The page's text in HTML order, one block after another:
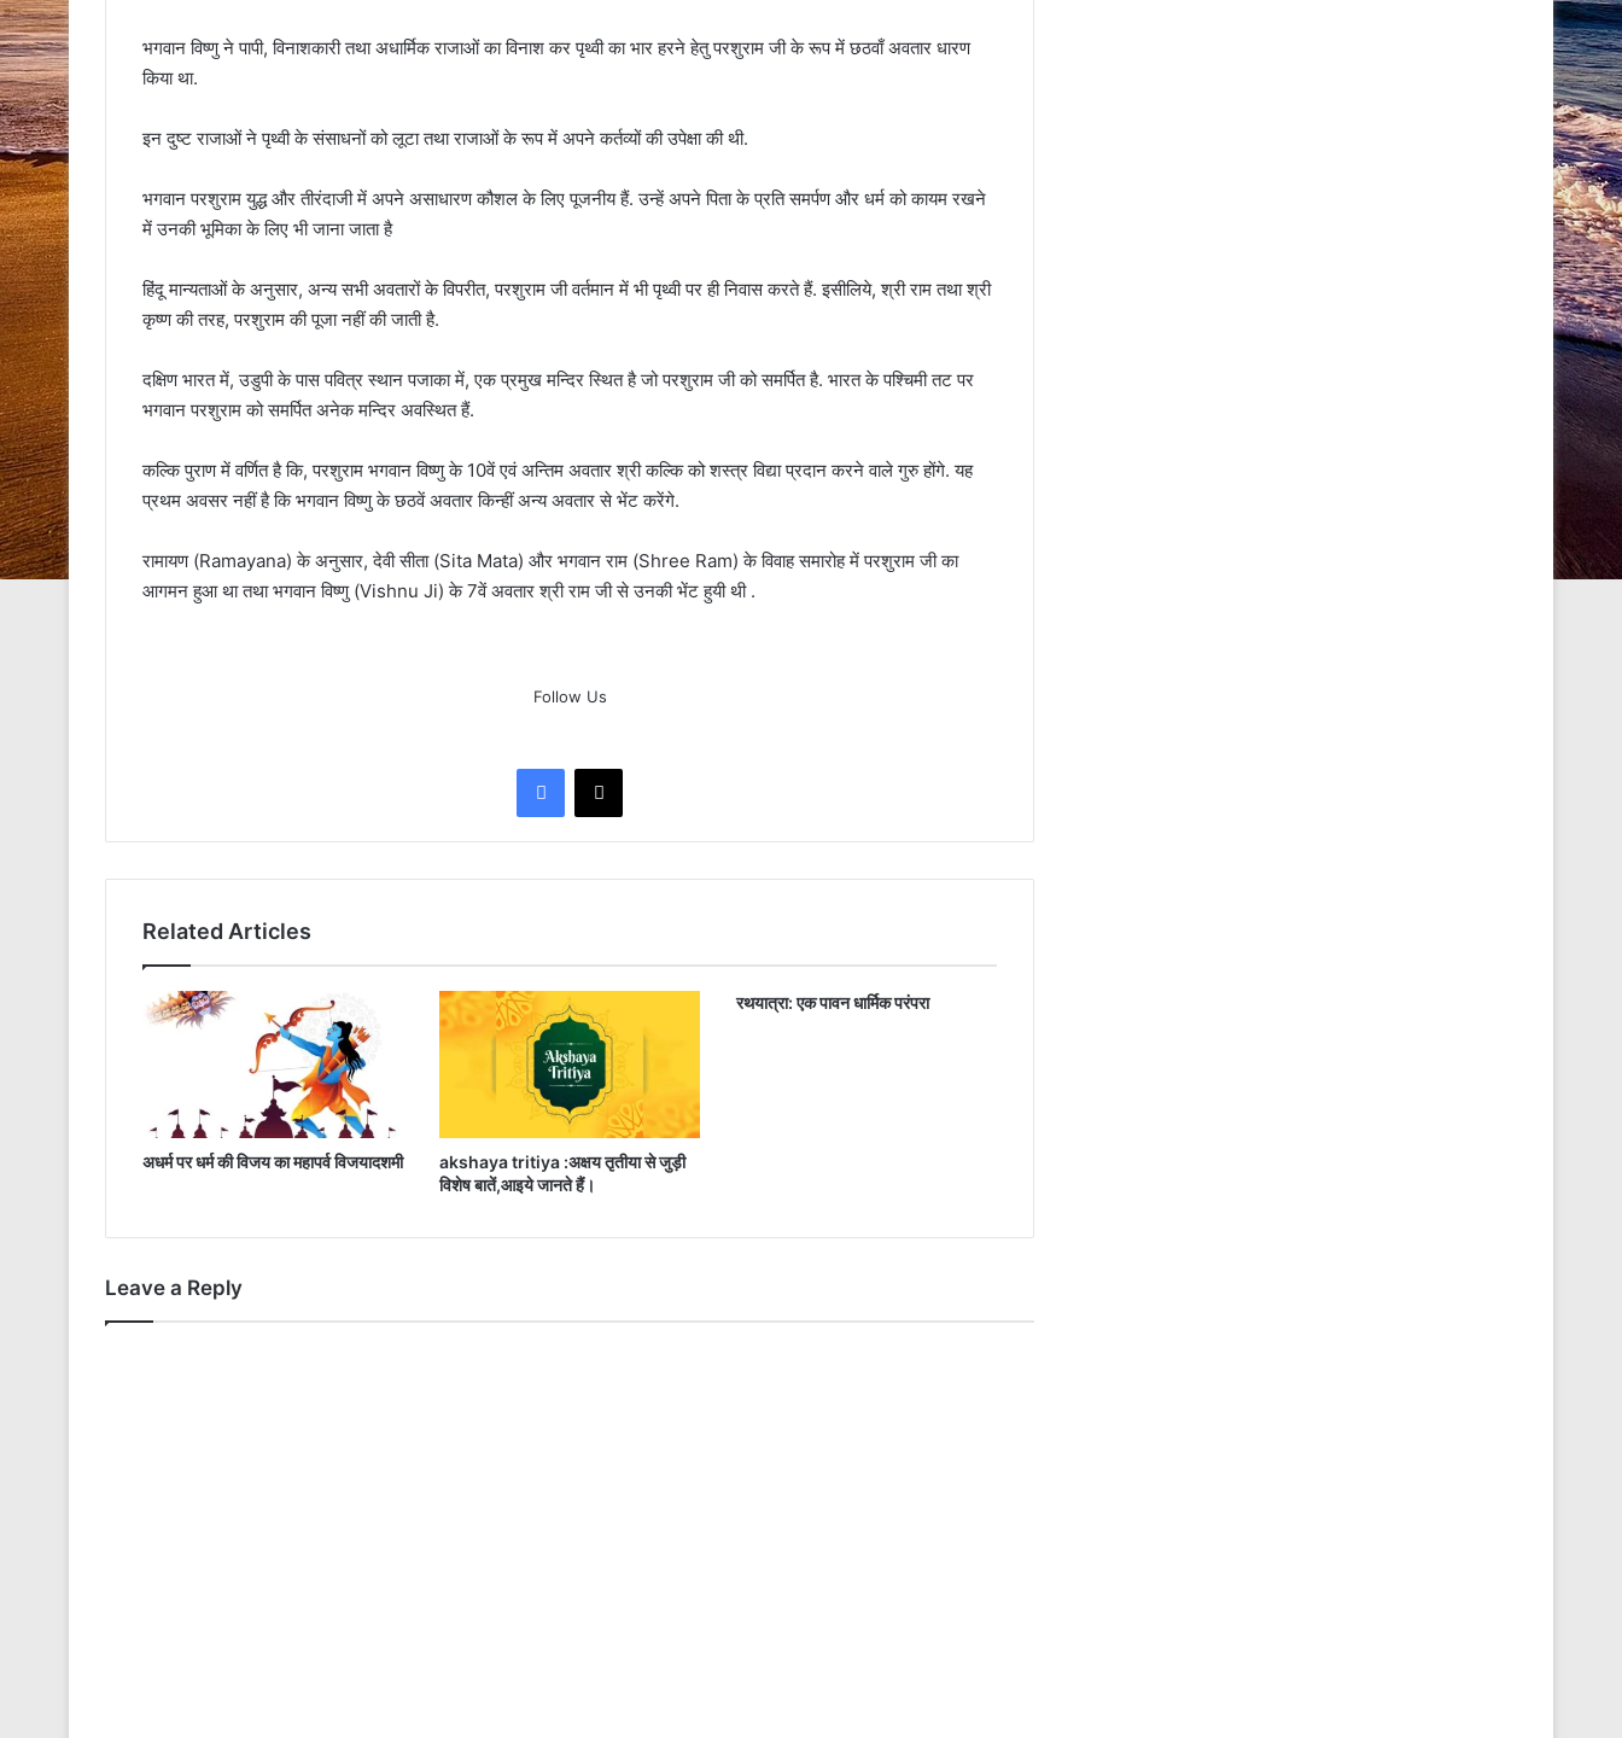
भगवान विष्णु ने पापी, विनाशकारी तथा अधार्मिक राजाओं का विनाश कर पृथ्वी का भार हरने हेतु परशुराम जी के रूप में छठवाँ अवतार धारण
किया था.
इन दुष्ट राजाओं ने पृथ्वी के संसाधनों को लूटा तथा राजाओं के रूप में अपने कर्तव्यों की उपेक्षा की थी.
भगवान परशुराम युद्ध और तीरंदाजी में अपने असाधारण कौशल के लिए पूजनीय हैं. उन्हें अपने पिता के प्रति समर्पण और धर्म को कायम रखने
में उनकी भूमिका के लिए भी जाना जाता है
हिंदू मान्यताओं के अनुसार, अन्य सभी अवतारों के विपरीत, परशुराम जी वर्तमान में भी पृथ्वी पर ही निवास करते हैं. इसीलिये, श्री राम तथा श्री
कृष्ण की तरह, परशुराम की पूजा नहीं की जाती है.
दक्षिण भारत में, उडुपी के पास पवित्र स्थान पजाका में, एक प्रमुख मन्दिर स्थित है जो परशुराम जी को समर्पित है. भारत के पश्चिमी तट पर
भगवान परशुराम को समर्पित अनेक मन्दिर अवस्थित हैं.
कल्कि पुराण में वर्णित है कि, परशुराम भगवान विष्णु के 10वें एवं अन्तिम अवतार श्री कल्कि को शस्त्र विद्या प्रदान करने वाले गुरु होंगे. यह
प्रथम अवसर नहीं है कि भगवान विष्णु के छठवें अवतार किन्हीं अन्य अवतार से भेंट करेंगे.
रामायण (Ramayana) के अनुसार, देवी सीता (Sita Mata) और भगवान राम (Shree Ram) के विवाह समारोह में परशुराम जी का
आगमन हुआ था तथा भगवान विष्णु (Vishnu Ji) के 7वें अवतार श्री राम जी से उनकी भेंट हुयी थी .
Follow Us
Facebook
X
Related Articles
अधर्म पर धर्म की विजय का महापर्व विजयादशमी
akshaya tritiya :अक्षय तृतीया से जुड़ी
विशेष बातें,आइये जानते हैं।
रथयात्रा: एक पावन धार्मिक परंपरा
Leave a Reply